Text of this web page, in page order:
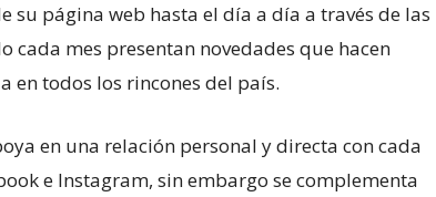
su página web hasta el día a día a través de las
cada mes presentan novedades que hacen
en todos los rincones del país.
en una relación personal y directa con cada
e Instagram, sin embargo se complementa